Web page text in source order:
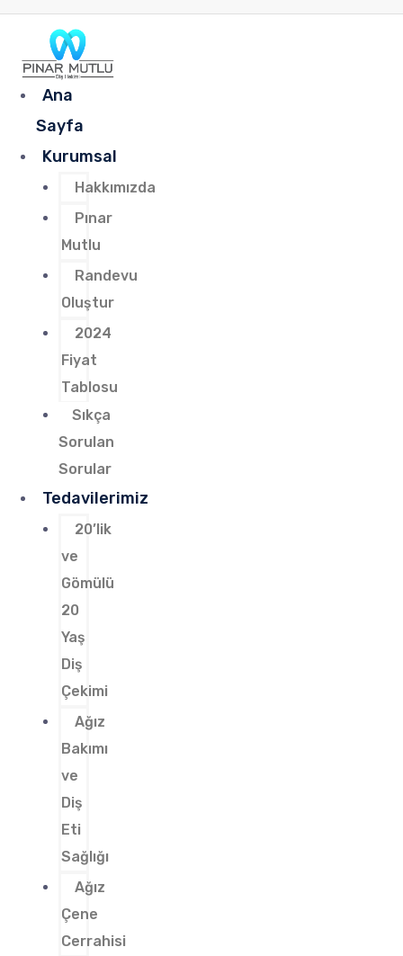
Ana
Sayfa
Kurumsal
Hakkımızda
Pınar
Mutlu
Randevu
Oluştur
2024
Fiyat
Tablosu
Sıkça
Sorulan
Sorular
Tedavilerimiz
20’lik
ve
Gömülü
20
Yaş
Diş
Çekimi
Ağız
Bakımı
ve
Diş
Eti
Sağlığı
Ağız
Çene
Cerrahisi